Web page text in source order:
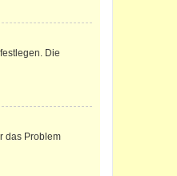
Die
das Problem